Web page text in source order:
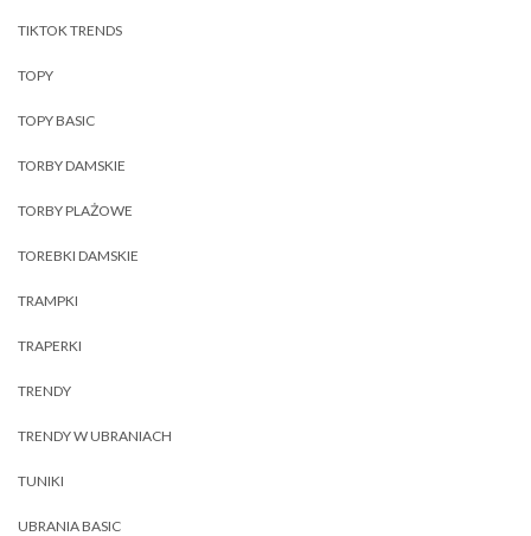
TIKTOK TRENDS
TOPY
TOPY BASIC
TORBY DAMSKIE
TORBY PLAŻOWE
TOREBKI DAMSKIE
TRAMPKI
TRAPERKI
TRENDY
TRENDY W UBRANIACH
TUNIKI
UBRANIA BASIC